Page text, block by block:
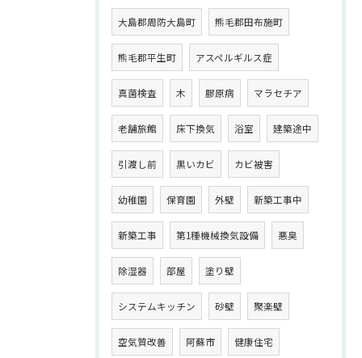
大島郡周防大島町 熊毛郡田布施町
熊毛郡平生町 アスペルギルス症
真菌検査 木 膠原病 マラセチア
老舗旅館 床下換気 浴室 建築途中
引渡し前 黒いカビ カビ被害
幼稚園 保育園 外壁 新築工事中
新築工事 第1種機械換気設備 悪臭
除湿器 部屋 塗り壁
システムキッチン 砂壁 聚楽壁
空気質改善 阿蘇市 健康住宅